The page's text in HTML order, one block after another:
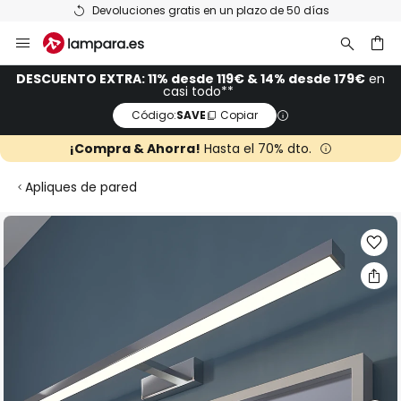
Devoluciones gratis en un plazo de 50 días
al
contenido
DESCUENTO EXTRA: 11% desde 119€ & 14% desde 179€ en
casi todo**
Código:SAVE Copiar
¡Compra & Ahorra! Hasta el 70% dto.
Apliques de pared
Saltar
final
imágenes